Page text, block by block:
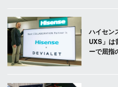
ハイセン
UXS」は
ーで屈指